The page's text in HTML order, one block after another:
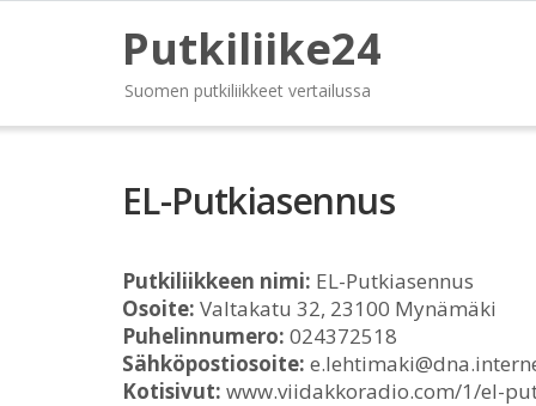
Putkiliike24
Suomen putkiliikkeet vertailussa
EL-Putkiasennus
Putkiliikkeen nimi: EL-Putkiasennus
Osoite: Valtakatu 32, 23100 Mynämäki
Puhelinnumero: 024372518
Sähköpostiosoite:
Kotisivut: www.viidakkoradio.com/1/el-